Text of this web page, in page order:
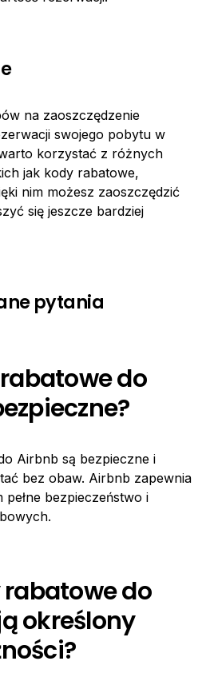
na zaoszczędzenie
swojego pobytu w
korzystać z różnych
jak kody rabatowe,
nim możesz zaoszczędzić
się jeszcze bardziej
pytania
rabatowe do
Airbnb są bezpieczne i
bez obaw. Airbnb zapewnia
bezpieczeństwo i
rabatowe do
określony